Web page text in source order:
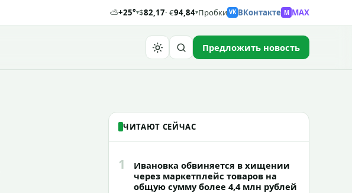
⛅+25°▾$82,17· €94,84▾Пробки VK ВКонтакте M MAX
Предложить новость
ЧИТАЮТ СЕЙЧАС
1
Ивановка обвиняется в хищении
через маркетплейс товаров на
общую сумму более 4,4 млн рублей